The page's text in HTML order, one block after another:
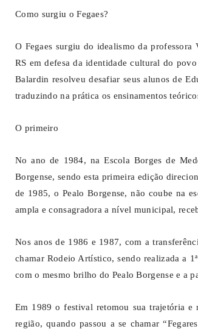
Como surgiu o Fegaes?
O Fegaes surgiu do idealismo da
RS em defesa da identidade cultural do
Balardin resolveu desafiar seus alunos de
traduzindo na prática os ensinamentos
O primeiro
No ano de 1984, na Escola Borges de
Borgense, sendo esta primeira edição
de 1985, o Pealo Borgense, não coube na
ampla e consagradora a nível municipal,
Nos anos de 1986 e 1987, com a
chamar Rodeio Artístico, sendo realizada a
com o mesmo brilho do Pealo Borgense e a
Em 1989 o festival retomou sua trajetória e
região, quando passou a se chamar